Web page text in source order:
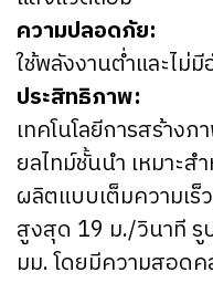
ความปลอดภัย:
ใช้พลังงานต่ำและไม่
ประสิทธิภาพ:
เทคโนโลยีการสร้าง
ยลไทม์ชั้นนำ เหมาะ
ผลิตแบบเต็มความเร็
สูงสุด 19 ม./วินาที
มม. โดยมีความสอด